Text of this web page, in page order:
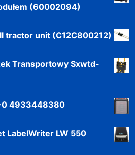
(60002094)
tractor unit (C12C800212)
Transportowy Sxwtd-
0 4933448380
LabelWriter LW 550